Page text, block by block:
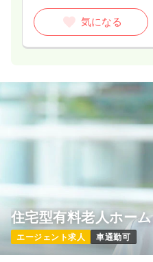
気になる
住宅型有料老人ホー
エージェント求人 車通勤可